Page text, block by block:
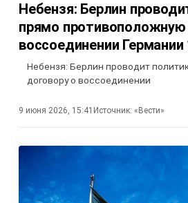
Небензя: Берлин
прямо противоположную
воссоединении
Небензя: Берлин проводит
договору о воссоединении
9 июня 2026, 15:41 Источник: «Вести»